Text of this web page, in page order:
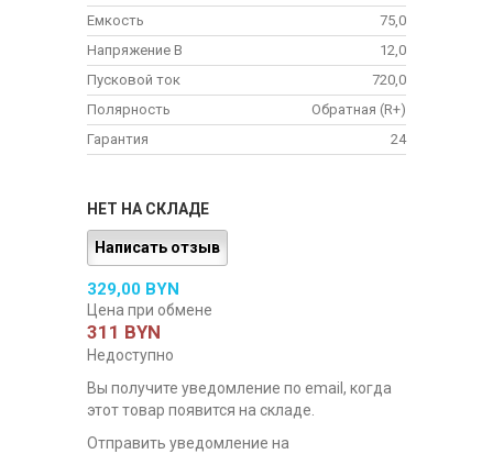
Емкость
75,0
Напряжение В
12,0
Пусковой ток
720,0
Полярность
Обратная (R+)
Гарантия
24
НЕТ НА СКЛАДЕ
Написать отзыв
329,00 BYN
Цена при обмене
311 BYN
Недоступно
Вы получите уведомление по email, когда
этот товар появится на складе.
Отправить уведомление на